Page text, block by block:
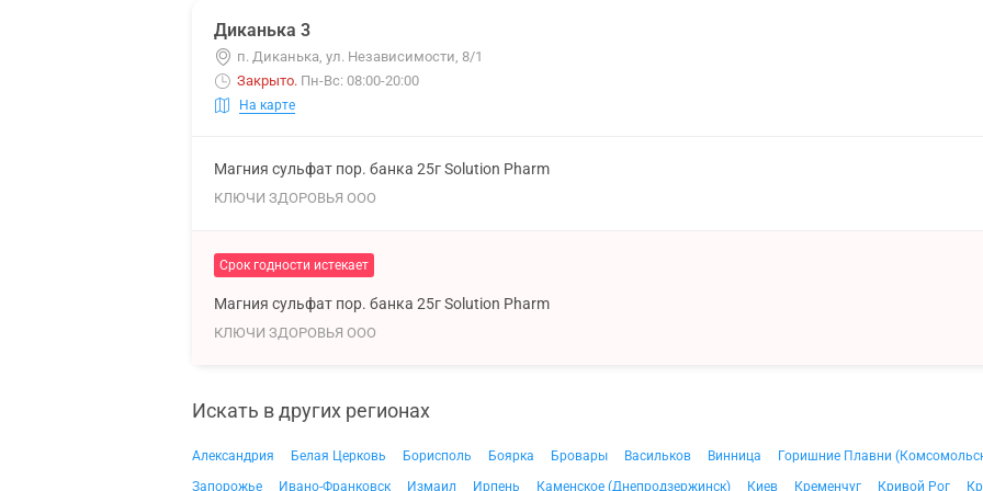
Диканька 3
п. Диканька, ул. Независимости, 8/1
Закрыто. Пн-Вс: 08:00-20:00
На карте
Магния сульфат пор. банка 25г Solution Pharm
КЛЮЧИ ЗДОРОВЬЯ ООО
Срок годности истекает
Магния сульфат пор. банка 25г Solution Pharm
КЛЮЧИ ЗДОРОВЬЯ ООО
Искать в других регионах
Александрия Белая Церковь Борисполь Боярка Бровары Васильков Винница
Горишние Плавни
Запорожье
Ивано-Франковск Измаил Ирпень Каменское (Днепродзержинск) Киев Кременчуг Кривой Рог